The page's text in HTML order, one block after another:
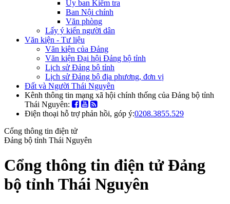
Ủy ban Kiểm tra
Ban Nội chính
Văn phòng
Lấy ý kiến người dân
Văn kiện - Tư liệu
Văn kiện của Đảng
Văn kiện Đại hội Đảng bộ tỉnh
Lịch sử Đảng bộ tỉnh
Lịch sử Đảng bộ địa phương, đơn vị
Đất và Người Thái Nguyên
Kênh thông tin mạng xã hội chính thống của Đảng bộ tỉnh
Thái Nguyên:
Điện thoại hỗ trợ phản hồi, góp ý:0208.3855.529
Cổng thông tin điện tử
Đảng bộ tỉnh Thái Nguyên
Cổng thông tin điện tử Đảng
bộ tỉnh Thái Nguyên